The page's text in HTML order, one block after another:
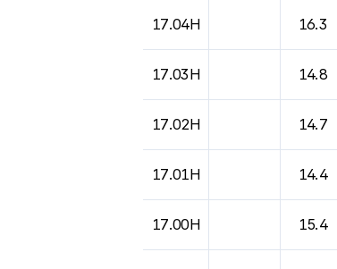
17.04H 16.3
17.03H 14.8
17.02H 14.7
17.01H 14.4
17.00H 15.4